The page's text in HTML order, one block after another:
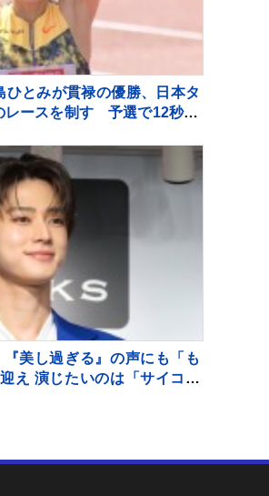
ひとみが貫禄の優勝、日本タ
レースを制す 予選で12秒62
『美し過ぎる』の声にも「も